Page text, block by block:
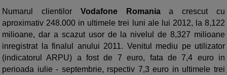
Numarul clientilor Vodafone Romaniaa crescut cu
aproximativ 248.000 in ultimele trei luni ale lui 2012, la 8,122
milioane, dar a scazut usor de la nivelul de 8,327 milioane
inregistrat la finalul anului 2011. Venitul mediu pe utilizator
(indicatorul ARPU) a fost de 7 euro, fata de 7,4 euro in
perioada iulie - septembrie, rspectiv 7,3 euro in ultimele trei